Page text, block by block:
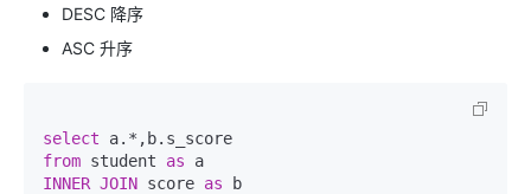
DESC 降序
ASC 升序
select
from student as
INNER JOIN score as